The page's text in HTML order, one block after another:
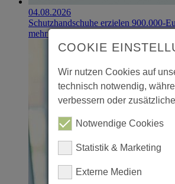
04.08.2026
Schutzhandschuhe erzielen 900.000-
mehr erfahren
COOKIE
Wir nutzen Cookies auf
technisch notwendig,
verbessern oder
Notwendige Cookies
Statistik & Marketing
Externe Medien